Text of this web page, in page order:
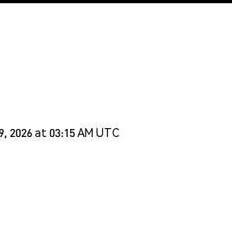
at 03:15 AM UTC